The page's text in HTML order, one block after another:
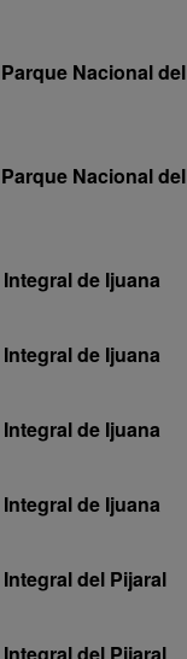
Nacional del
Nacional del
de Ijuana
de Ijuana
de Ijuana
de Ijuana
del Pijaral